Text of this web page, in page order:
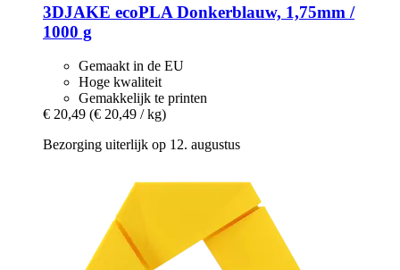
3DJAKE ecoPLA Donkerblauw, 1,75mm /
1000 g
Gemaakt in de EU
Hoge kwaliteit
Gemakkelijk te printen
€ 20,49 (€ 20,49 / kg)
Bezorging uiterlijk op 12. augustus